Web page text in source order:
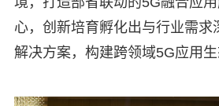
心，创新培育孵化出与行业需求
解决方案，构建跨领域5G应用生